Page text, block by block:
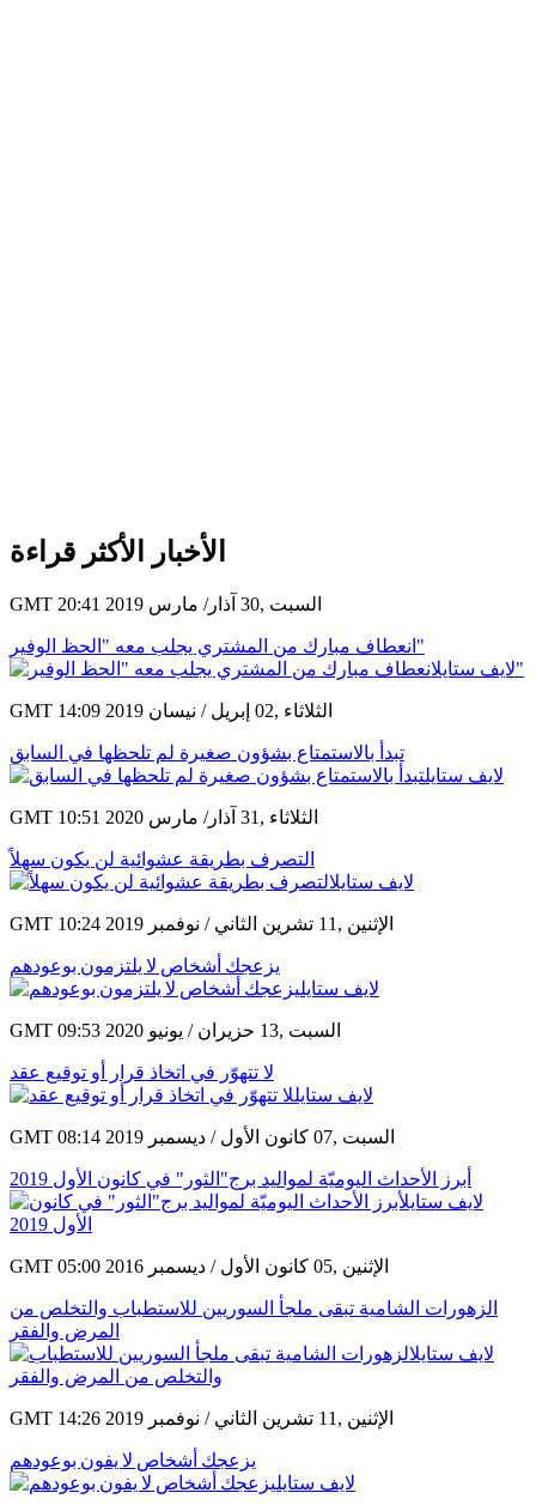
الأخبار الأكثر قراءة
GMT 20:41 2019 السبت ,30 آذار/ مارس
انعطاف مبارك من المشتري يجلب معه "الحظ الوفير"
GMT 14:09 2019 الثلاثاء ,02 إبريل / نيسان
تبدأ بالاستمتاع بشؤون صغيرة لم تلحظها في السابق
GMT 10:51 2020 الثلاثاء ,31 آذار/ مارس
التصرف بطريقة عشوائية لن يكون سهلاً
GMT 10:24 2019 الإثنين ,11 تشرين الثاني / نوفمبر
يزعجك أشخاص لا يلتزمون بوعودهم
GMT 09:53 2020 السبت ,13 حزيران / يونيو
لا تتهوّر في اتخاذ قرار أو توقيع عقد
GMT 08:14 2019 السبت ,07 كانون الأول / ديسمبر
أبرز الأحداث اليوميّة لمواليد برج"الثور" في كانون الأول 2019
GMT 05:00 2016 الإثنين ,05 كانون الأول / ديسمبر
الزهورات الشامية تبقى ملجأ السوريين للاستطباب والتخلص من
المرض والفقر
GMT 14:26 2019 الإثنين ,11 تشرين الثاني / نوفمبر
يزعجك أشخاص لا يفون بوعودهم